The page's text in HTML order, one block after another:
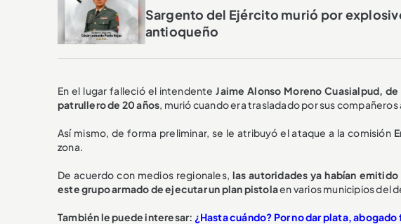
Sargento del Ejército murió por
antioqueño
En el lugar falleció el intendente Jaime Alonso Moreno Cuasialpud, de
patrullero de 20 años, murió cuando era trasladado por sus compañeros
Así mismo, de forma preliminar, se le atribuyó el ataque a la comisión
zona.
De acuerdo con medios regionales, las autoridades ya habían
este grupo armado de ejecutar un plan pistolaen varios municipios del
También le puede interesar: ¿Hasta cuándo? Por no dar plata,